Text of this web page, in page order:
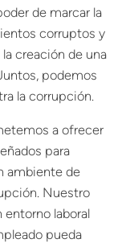
de marcar la
corruptos y
creación de una
podemos
la corrupción.
a ofrecer
para
ambiente de
Nuestro
laboral
pueda